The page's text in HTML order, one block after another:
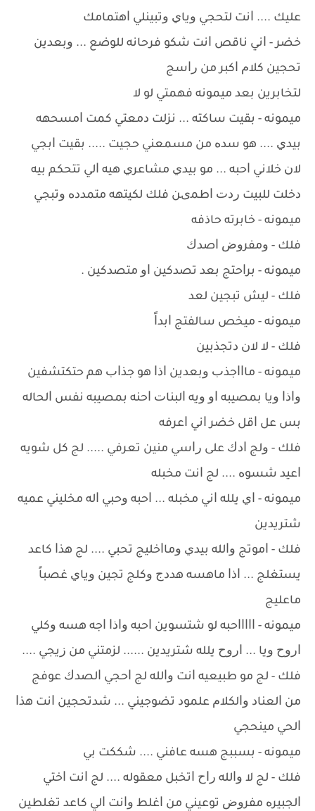
ﻋﻠﻴﻚ .... ﺍﻧﺖ ﻟﺘﺤﺠﻲ ﻭﻳﺎﻱ ﻭﺗﺒﻴﻨﻠﻲ ﺍﻫﺘﻤﺎﻣﻚ
ﺧﻀﺮ - ﺍﻧﻲ ﻧﺎﻗﺺ ﺍﻧﺖ ﺷﻜﻮ ﻓﺮﺣﺎﻧﻪ ﻟﻠﻮﺿﻊ ... ﻭﺑﻌﺪﻳﻦ
ﺗﺤﺠﻴﻦ ﻛﻼﻡ ﺍﻛﺒﺮ ﻣﻦ ﺭﺍﺳﺞ
ﻟﺘﺨﺎﺑﺮﻳﻦ ﺑﻌﺪ ﻣﻴﻤﻮﻧﻪ ﻓﻬﻤﺘﻲ ﻟﻮ ﻻ
ﻣﻴﻤﻮﻧﻪ - ﺑﻘﻴﺖ ﺳﺎﻛﺘﻪ ... ﻧﺰﻟﺖ ﺩﻣﻌﺘﻲ ﻛﻤﺖ ﺍﻣﺴﺤﻬﻪ
ﺑﻴﺪﻱ .... ﻫﻮ ﺳﺪﻩ ﻣﻦ ﻣﺴﻤﻌﻨﻲ ﺣﺠﻴﺖ ..... ﺑﻘﻴﺖ ﺍﺑﺠﻲ
ﻻﻥ ﺧﻼﻧﻲ ﺍﺣﺒﻪ ... ﻣﻮ ﺑﻴﺪﻱ ﻣﺸﺎﻋﺮﻱ ﻫﻴﻪ ﺍﻟﻲ ﺗﺘﺤﻜﻢ ﺑﻴﻪ
ﺩﺧﻠﺖ ﻟﻠﺒﻴﺖ ﺭﺩﺕ ﺍﻃﻤﻯﻦ ﻓﻠﻚ ﻟﻜﻴﺘﻬﻪ ﻣﺘﻤﺪﺩﻩ ﻭﺗﺒﺠﻲ
ﻣﻴﻤﻮﻧﻪ - ﺧﺎﺑﺮﺗﻪ ﺣﺎﺫﻓﻪ
ﻓﻠﻚ - ﻭﻣﻔﺮﻭﺽ ﺍﺻﺪﻙ
ﻣﻴﻤﻮﻧﻪ - ﺑﺮﺍﺣﺘﺞ ﺑﻌﺪ ﺗﺼﺪﻛﻴﻦ ﺍﻭ ﻣﺘﺼﺪﻛﻴﻦ .
ﻓﻠﻚ - ﻟﻴﺶ ﺗﺒﺠﻴﻦ ﻟﻌﺪ
ﻣﻴﻤﻮﻧﻪ - ﻣﻴﺨﺺ ﺳﺎﻟﻔﺘﺞ ﺍﺑﺪﺍً
ﻓﻠﻚ - ﻻ ﻻﻥ ﺩﺗﺠﺬﺑﻴﻦ
ﻣﻴﻤﻮﻧﻪ - ﻣﺎﺍﺍﺟﺬﺏ ﻭﺑﻌﺪﻳﻦ ﺍﺫﺍ ﻫﻮ ﺟﺬﺍﺏ ﻫﻢ ﺣﺘﻜﺘﺸﻔﻴﻦ
ﻭﺍﺫﺍ ﻭﻳﺎ ﺑﻤﺼﻴﺒﻪ ﺍﻭ ﻭﻳﻪ ﺍﻟﺒﻨﺎﺕ ﺍﺣﻨﻪ ﺑﻤﺼﻴﺒﻪ ﻧﻔﺲ ﺍﻟﺤﺎﻟﻪ
ﺑﺲ ﻋﻞ ﺍﻗﻞ ﺧﻀﺮ ﺍﻧﻲ ﺍﻋﺮﻓﻪ
ﻓﻠﻚ - ﻭﻟﺞ ﺍﺩﻙ ﻋﻠﻰ ﺭﺍﺳﻲ ﻣﻨﻴﻦ ﺗﻌﺮﻓﻲ ..... ﻟﺞ ﻛﻞ ﺷﻮﻳﻪ
ﺍﻋﻴﺪ ﺷﺴﻮﻩ .... ﻟﺞ ﺍﻧﺖ ﻣﺨﺒﻠﻪ
ﻣﻴﻤﻮﻧﻪ - ﺍﻱ ﻳﻠﻠﻪ ﺍﻧﻲ ﻣﺨﺒﻠﻪ ... ﺍﺣﺒﻪ ﻭﺣﺒﻲ ﺍﻟﻪ ﻣﺨﻠﻴﻨﻲ ﻋﻤﻴﻪ
ﺷﺘﺮﻳﺪﻳﻦ
ﻓﻠﻚ - ﺍﻣﻮﺗﺞ ﻭﺍﻟﻠﻪ ﺑﻴﺪﻱ ﻭﻣﺎﺍﺧﻠﻴﺞ ﺗﺤﺒﻲ .... ﻟﺞ ﻫﺬﺍ ﻛﺎﻋﺪ
ﻳﺴﺘﻐﻠﺞ ... ﺍﺫﺍ ﻣﺎﻫﺴﻪ ﻫﺪﺩﺝ ﻭﻛﻠﺞ ﺗﺠﻴﻦ ﻭﻳﺎﻱ ﻏﺼﺒﺎً
ﻣﺎﻋﻠﻴﺞ
ﻣﻴﻤﻮﻧﻪ - ﺍﺍﺍﺍﺍﺣﺒﻪ ﻟﻮ ﺷﺘﺴﻮﻳﻦ ﺍﺣﺒﻪ ﻭﺍﺫﺍ ﺍﺟﻪ ﻫﺴﻪ ﻭﻛﻠﻲ
ﺍﺭﻭﺡ ﻭﻳﺎ ... ﺍﺭﻭﺡ ﻳﻠﻠﻪ ﺷﺘﺮﻳﺪﻳﻦ ...... ﻟﺰﻣﺘﻨﻲ ﻣﻦ ﺯﻳﺠﻲ ....
ﻓﻠﻚ - ﻟﺞ ﻣﻮ ﻃﺒﻴﻌﻴﻪ ﺍﻧﺖ ﻭﺍﻟﻠﻪ ﻟﺞ ﺍﺣﺠﻲ ﺍﻟﺼﺪﻙ ﻋﻮﻓﺞ
ﻣﻦ ﺍﻟﻌﻨﺎﺩ ﻭﺍﻟﻜﻼﻡ ﻋﻠﻤﻮﺩ ﺗﻀﻮﺟﻴﻨﻲ ... ﺷﺪﺗﺤﺠﻴﻦ ﺍﻧﺖ ﻫﺬﺍ
ﺍﻟﺤﻲ ﻣﻴﻨﺤﺠﻲ
ﻣﻴﻤﻮﻧﻪ - ﺑﺴﺒﺒﺞ ﻫﺴﻪ ﻋﺎﻓﻨﻲ .... ﺷﻜﻜﺖ ﺑﻲ
ﻓﻠﻚ - ﻟﺞ ﻻ ﻭﺍﻟﻠﻪ ﺭﺍﺡ ﺍﺗﺨﺒﻞ ﻣﻌﻘﻮﻟﻪ .... ﻟﺞ ﺍﻧﺖ ﺍﺧﺘﻲ
ﺍﻟﺠﺒﻴﺮﻩ ﻣﻔﺮﻭﺽ ﺗﻮﻋﻴﻨﻲ ﻣﻦ ﺍﻏﻠﻂ ﻭﺍﻧﺖ ﺍﻟﻲ ﻛﺎﻋﺪ ﺗﻐﻠﻄﻴﻦ